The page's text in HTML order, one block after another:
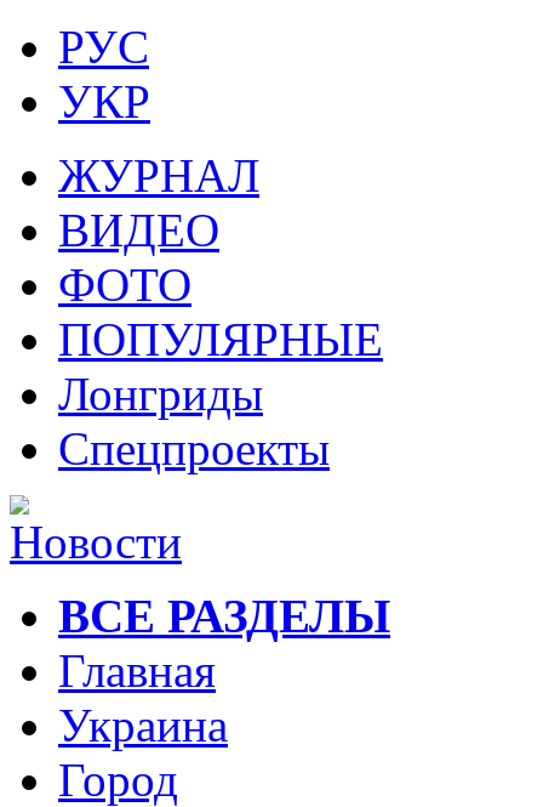
РУС
УКР
ЖУРНАЛ
ВИДЕО
ФОТО
ПОПУЛЯРНЫЕ
Лонгриды
Спецпроекты
ВСЕ РАЗДЕЛЫ
Главная
Украина
Город